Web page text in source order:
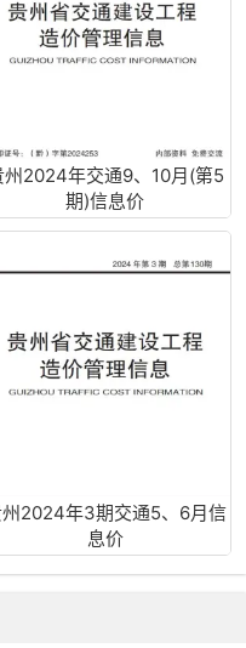
州2024年交通9、10月(第5
期)信息价
2024年3期交通5、6月信
息价